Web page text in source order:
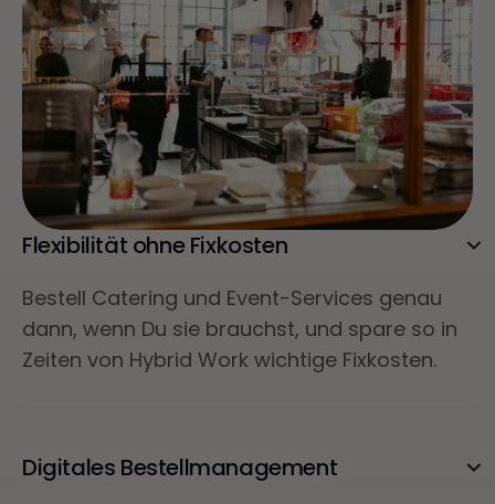
Flexibilität ohne Fixkosten
Bestell Catering und Event-Services genau
dann, wenn Du sie brauchst, und spare so in
Zeiten von Hybrid Work wichtige Fixkosten.
Digitales Bestellmanagement